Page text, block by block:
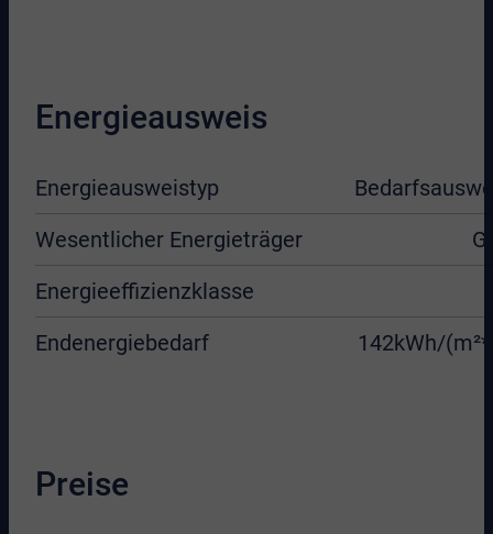
Energieausweis
Energieausweistyp
Wesentlicher Energieträger
Energieeffizienzklasse
Endenergiebedarf
142kWh/
Preise